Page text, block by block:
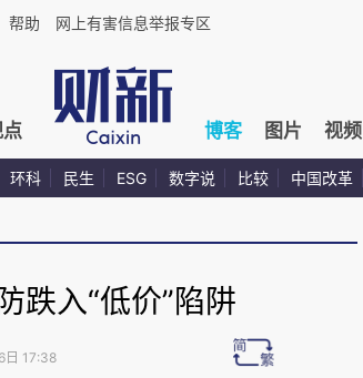
帮助 网上有害信息举报专区
博客 图片 视频
环科 民生 ESG 数字说 比较 中国改革
跌入“低价”陷阱
日 17:38